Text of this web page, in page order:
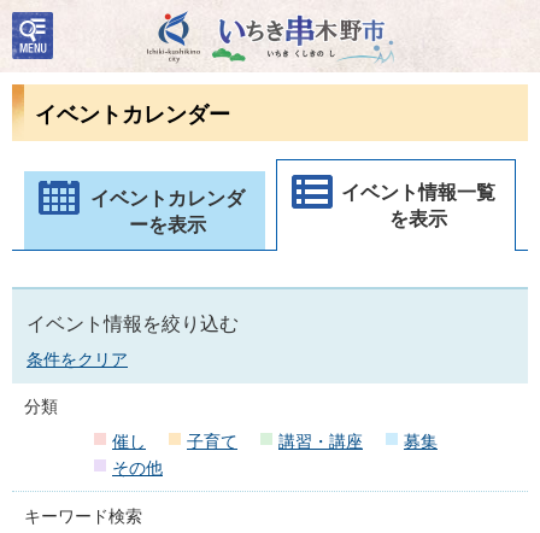
いちき串木野市
検
索・
共通
ューイベントカレンダー
イベントカレンダ
ーを表示
イベント情報一覧
を表示
イベント情報を絞り込む
条件をクリア
分類
催し
子育て 講習・講座
募集
その他
キーワード検索